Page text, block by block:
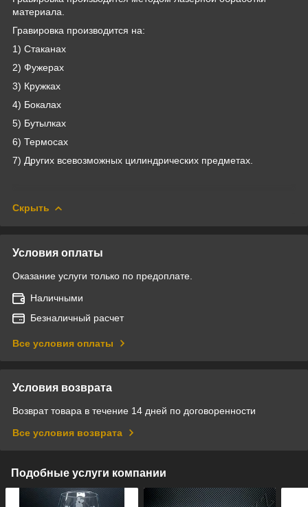
материала.
Гравировка производится на:
1) Стаканах
2) Фужерах
3) Кружках
4) Бокалах
5) Бутылках
6) Термосах
7) Других всевозможных цилиндрических предметах.
Скрыть
Условия оплаты
Оказание услуги только по предоплате.
Наличными
Безналичный расчет
Все условия оплаты
Условия возврата
Возврат товара в течение 14 дней по договоренности
Все условия возврата
Подобные услуги компании